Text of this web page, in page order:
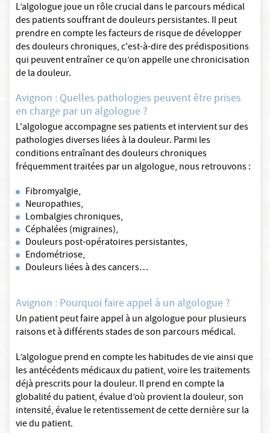
L’algologue joue un rôle crucial dans le parcours médical
des patients souffrant de douleurs persistantes. Il peut
prendre en compte les facteurs de risque de développer
des douleurs chroniques, c'est-à-dire des prédispositions
qui peuvent entraîner ce qu’on appelle une chronicisation
de la douleur.
Avignon : Quelles pathologies peuvent être prises
en charge par un algologue ?
L'algologue accompagne ses patients et intervient sur des
pathologies diverses liées à la douleur. Parmi les
conditions entraînant des douleurs chroniques
fréquemment traitées par un algologue, nous retrouvons :
Fibromyalgie,
Neuropathies,
Lombalgies chroniques,
Céphalées (migraines),
Douleurs post-opératoires persistantes,
Endométriose,
Douleurs liées à des cancers…
Avignon : Pourquoi faire appel à un algologue ?
Un patient peut faire appel à un algologue pour plusieurs
raisons et à différents stades de son parcours médical.
L’algologue prend en compte les habitudes de vie ainsi que
les antécédents médicaux du patient, voire les traitements
déjà prescrits pour la douleur. Il prend en compte la
globalité du patient, évalue d’où provient la douleur, son
intensité, évalue le retentissement de cette dernière sur la
vie du patient.